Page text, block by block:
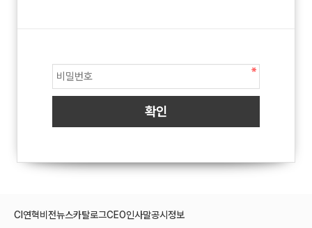
CI 연혁비전뉴스카탈로그CEO인사말공시정보